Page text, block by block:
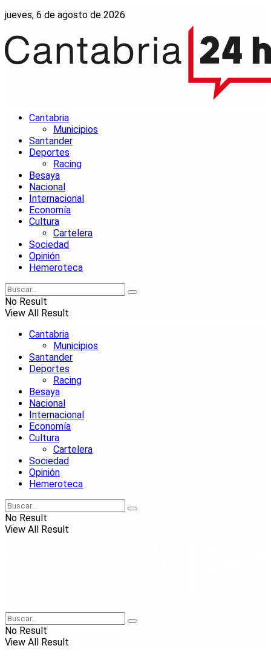
jueves, 6 de agosto de 2026
Cantabria
Municipios
Santander
Deportes
Racing
Besaya
Nacional
Internacional
Economía
Cultura
Cartelera
Sociedad
Opinión
Hemeroteca
No Result
View All Result
Cantabria
Municipios
Santander
Deportes
Racing
Besaya
Nacional
Internacional
Economía
Cultura
Cartelera
Sociedad
Opinión
Hemeroteca
No Result
View All Result
No Result
View All Result